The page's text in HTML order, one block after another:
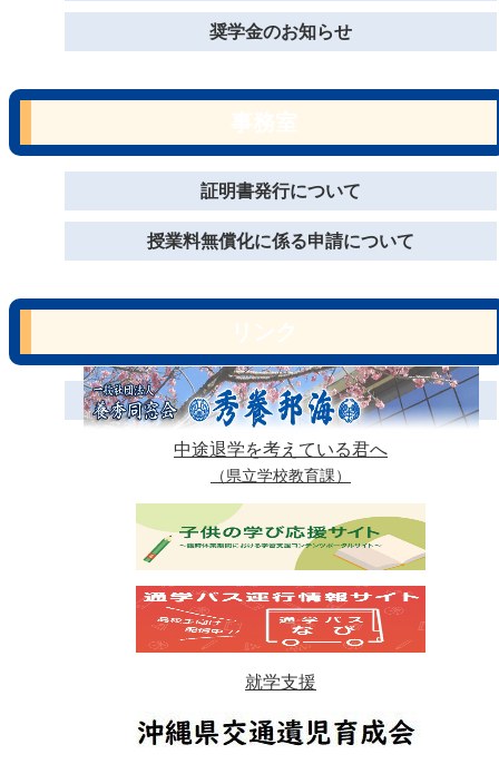
奨学金のお知らせ
証明書発行について
授業料無償化に係る申請について
中途退学を考えている君へ
（県立学校教育課）
就学支援